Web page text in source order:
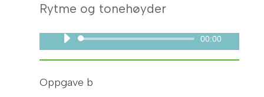
Rytme og tonehøyder
Lydavspiller 00:00
Oppgave b